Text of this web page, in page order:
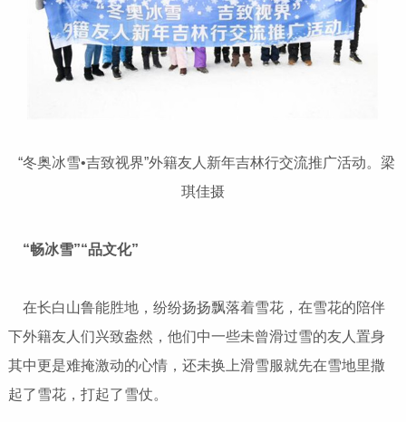
“冬奥冰雪•吉致视界”外籍友人新年吉林行交流推广活动。梁
琪佳摄
“畅冰雪”“品文化”
在长白山鲁能胜地，纷纷扬扬飘落着雪花，在雪花的陪伴
下外籍友人们兴致盎然，他们中一些未曾滑过雪的友人置身
其中更是难掩激动的心情，还未换上滑雪服就先在雪地里撒
起了雪花，打起了雪仗。